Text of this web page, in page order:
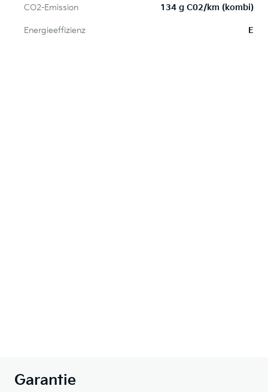
CO2-Emission 134 g C02/km (kombi)
Energieeffizienz E
Garantie